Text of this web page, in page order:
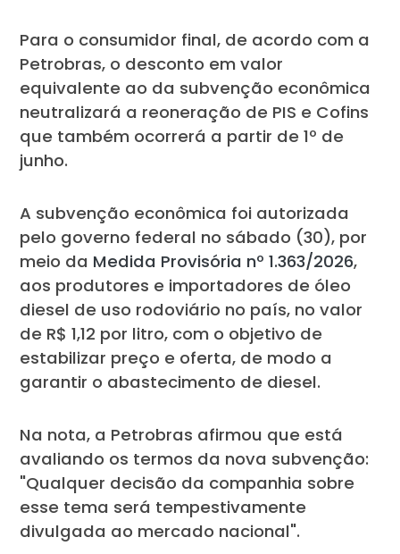
Para o consumidor final, de acordo com a
Petrobras, o desconto em valor
equivalente ao da subvenção econômica
neutralizará a reoneração de PIS e Cofins
que também ocorrerá a partir de 1º de
junho.
A subvenção econômica foi autorizada
pelo governo federal no sábado (30), por
meio da Medida Provisória nº 1.363/2026,
aos produtores e importadores de óleo
diesel de uso rodoviário no país, no valor
de R$ 1,12 por litro, com o objetivo de
estabilizar preço e oferta, de modo a
garantir o abastecimento de diesel.
Na nota, a Petrobras afirmou que está
avaliando os termos da nova subvenção:
"Qualquer decisão da companhia sobre
esse tema será tempestivamente
divulgada ao mercado nacional".